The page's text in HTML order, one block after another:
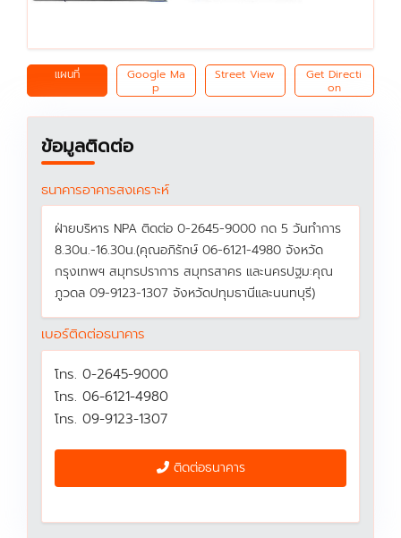
แผนที่
Google Ma
p
Street View
Get Directi
on
ข้อมูลติดต่อ
ธนาคารอาคารสงเคราะห์
ฝ่ายบริหาร NPA ติดต่อ 0-2645-9000 กด 5 วันทำการ
8.30น.-16.30น.(คุณอภิรักษ์ 06-6121-4980 จังหวัด
กรุงเทพฯ สมุทรปราการ สมุทรสาคร และนครปฐม:คุณ
ภูวดล 09-9123-1307 จังหวัดปทุมธานีและนนทบุรี)
เบอร์ติดต่อธนาคาร
โทร. 0-2645-9000
โทร. 06-6121-4980
โทร. 09-9123-1307
ติดต่อธนาคาร